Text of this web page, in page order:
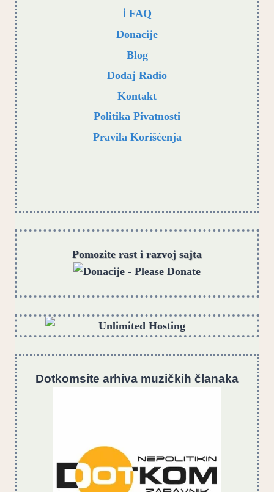
ℹ️ FAQ
Donacije
Blog
Dodaj Radio
Kontakt
Politika Pivatnosti
Pravila Korišćenja
Pomozite rast i razvoj sajta
Dotkomsite arhiva muzičkih članaka